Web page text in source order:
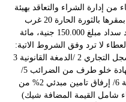
إدارة الشراء والتعاقد بهيئة
الطرق والجسور و مصارف المياه بمقرها بالثورة الحارة 20 غرب
محطة وقود النيل شارع الوادي بعد سداد مبلغ 150.000 جنية، مائة
لا ترد وفق الشروط الاتية:
1/ إرفاق شهادة التسجيل من المسجل التجاري 2 /الدمغة القانونية 3
/شهادة إبراء ذمة من الزكاة 4/ شهادة خلو طرف من الضرائب 5/
شهادة تسجيل على القيمة المضافة 6/ إرفاق تامين مبدئي 2% من
شامل القيمة المضافة شيك)